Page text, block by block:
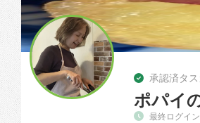
承認済タ
ポパイ
最終ログイ